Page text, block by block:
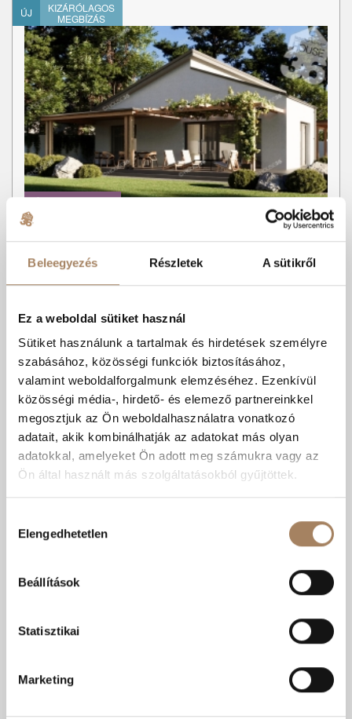
Beleegyezés Részletek A sütikről
Ez a weboldal sütiket használ
Sütiket használunk a tartalmak és hirdetések személyre
szabásához, közösségi funkciók biztosításához,
valamint weboldalforgalmunk elemzéséhez. Ezenkívül
közösségi média-, hirdető- és elemező partnereinkkel
megosztjuk az Ön weboldalhasználatra vonatkozó
adatait, akik kombinálhatják az adatokat más olyan
adatokkal, amelyeket Ön adott meg számukra vagy az
Ön által használt más szolgáltatásokból gyűjtöttek.
kiválasztása
Elengedhetetlen
Beállítások
Statisztikai
Marketing
ÚJ
KIZÁRÓLAGOS
MEGBÍZÁS
Ár:98.9 M Ft
Kódszám:#3622056 | Eladó-Ház
Nagy Zsolt
+36 70 198 7819
Eladó ÚJ nappali + 4 szobás 131,97 m2-es családi ház 52,8 +
RÉSZLETEK Kedvencnek
jelölöm
Árcsökkenés
Jászberény
Szobák száma:5 db
Lakótér területe:
131.97 m2